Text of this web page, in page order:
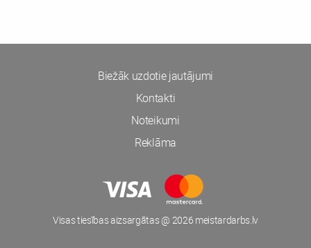
Biežāk uzdotie jautājumi
Kontakti
Noteikumi
Reklāma
Visas tiesības aizsargātas @ 2026 meistardarbs.lv